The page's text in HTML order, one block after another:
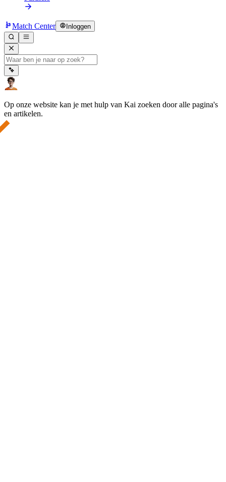
Match Center Inloggen
Op onze website kan je met hulp van Kai zoeken door alle pagina's
en artikelen.